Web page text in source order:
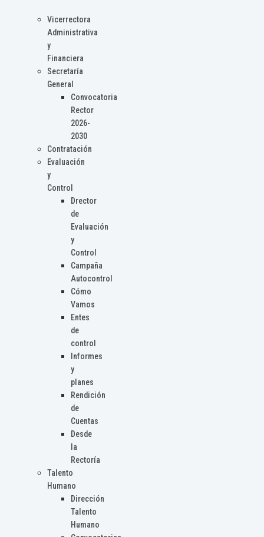
Vicerrectora
Administrativa
y
Financiera
Secretaría
General
Convocatoria
Rector
2026-
2030
Contratación
Evaluación
y
Control
Drector
de
Evaluación
y
Control
Campaña
Autocontrol
Cómo
Vamos
Entes
de
control
Informes
y
planes
Rendición
de
Cuentas
Desde
la
Rectoría
Talento
Humano
Dirección
Talento
Humano